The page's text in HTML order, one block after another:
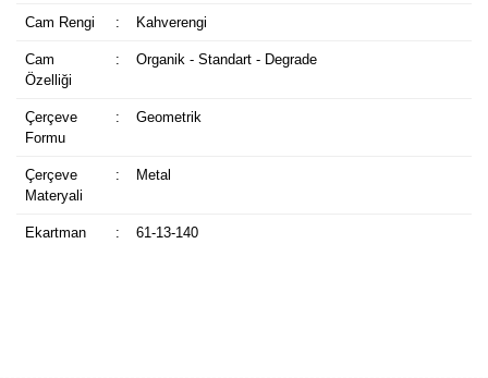
Cam Rengi : Kahverengi
Cam
Özelliği
: Organik - Standart - Degrade
Çerçeve
Formu
: Geometrik
Çerçeve
Materyali
: Metal
Ekartman : 61-13-140